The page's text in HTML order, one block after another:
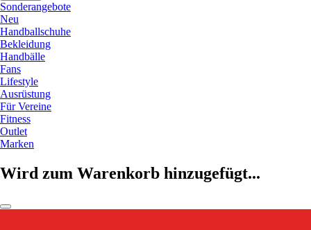
Sonderangebote
Neu
Handballschuhe
Bekleidung
Handbälle
Fans
Lifestyle
Ausrüstung
Für Vereine
Fitness
Outlet
Marken
Wird zum Warenkorb hinzugefügt...